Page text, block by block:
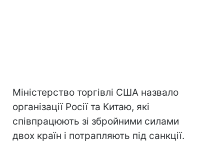
Міністерство торгівлі США назвало
організації Росії та Китаю, які
співпрацюють зі збройними силами
двох країн і потрапляють під санкції.